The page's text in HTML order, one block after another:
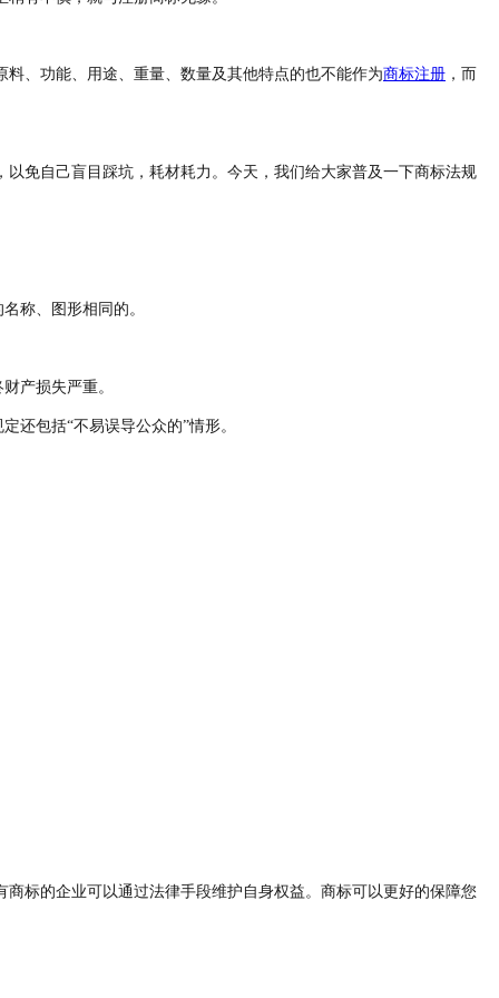
料、功能、用途、重量、数量及其他特点的也不能作为商标注册 ，而
免自己盲目踩坑，耗材耗力。今天，我们给大家普及一下商标法规
称、图形相同的。
产损失严重。
包括“不易误导公众的”情形。
商标的企业可以通过法律手段维护自身权益。商标可以更好的保障您